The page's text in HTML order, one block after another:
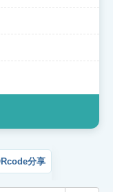
分享